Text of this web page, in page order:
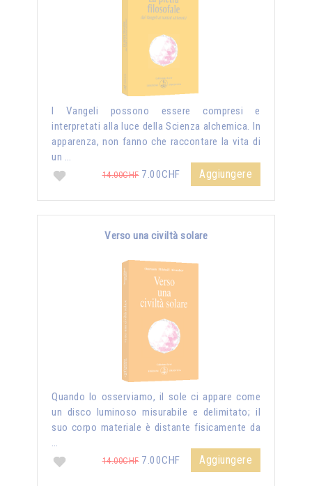
I Vangeli possono essere compresi e
interpretati alla luce della Scienza alchemica. In
apparenza, non fanno che raccontare la vita di
un …
14.00CHF7.00CHF Aggiungere
Verso una civiltà solare
Quando lo osserviamo, il sole ci appare come
un disco luminoso misurabile e delimitato; il
suo corpo materiale è distante fisicamente da
…
14.00CHF7.00CHF Aggiungere